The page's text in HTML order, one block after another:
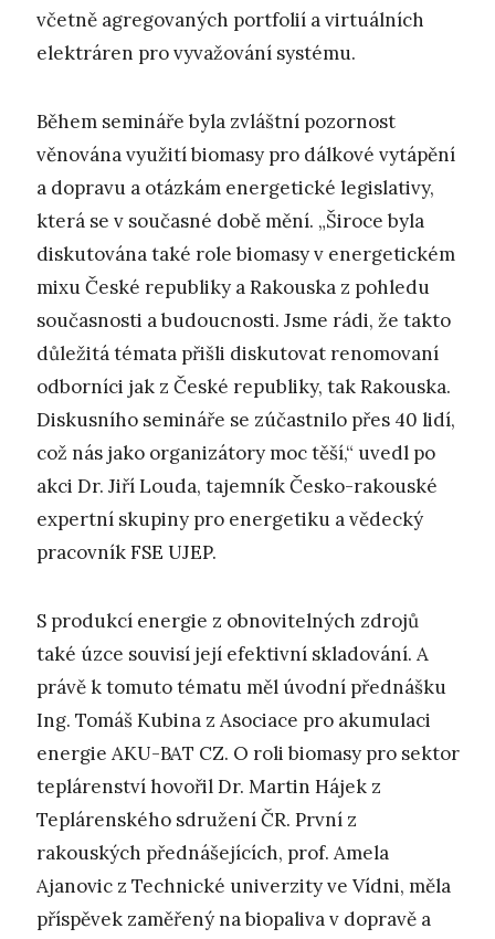
včetně agregovaných portfolií a virtuálních
elektráren pro vyvažování systému.
Během semináře byla zvláštní pozornost
věnována využití biomasy pro dálkové vytápění
a dopravu a otázkám energetické legislativy,
která se v současné době mění. „Široce byla
diskutována také role biomasy v energetickém
mixu České republiky a Rakouska z pohledu
současnosti a budoucnosti. Jsme rádi, že takto
důležitá témata přišli diskutovat renomovaní
odborníci jak z České republiky, tak Rakouska.
Diskusního semináře se zúčastnilo přes 40 lidí,
což nás jako organizátory moc těší,“ uvedl po
akci Dr. Jiří Louda, tajemník Česko-rakouské
expertní skupiny pro energetiku a vědecký
pracovník FSE UJEP.
S produkcí energie z obnovitelných zdrojů
také úzce souvisí její efektivní skladování. A
právě k tomuto tématu měl úvodní přednášku
Ing. Tomáš Kubina z Asociace pro akumulaci
energie AKU-BAT CZ. O roli biomasy pro sektor
teplárenství hovořil Dr. Martin Hájek z
Teplárenského sdružení ČR. První z
rakouských přednášejících, prof. Amela
Ajanovic z Technické univerzity ve Vídni, měla
příspěvek zaměřený na biopaliva v dopravě a